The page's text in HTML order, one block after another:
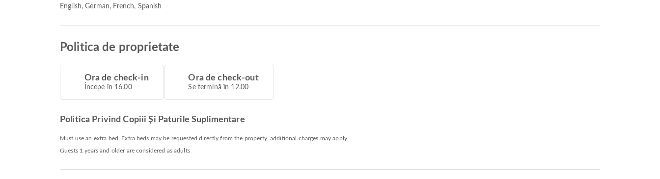
English, German, French, Spanish
Politica de proprietate
Ora de check-in
Începe în 16.00
Ora de check-out
Se termină în 12.00
Politica Privind Copiii Și Paturile Suplimentare
Must use an extra bed, Extra beds may be requested directly from the property, additional charges may apply
Guests 1 years and older are considered as adults